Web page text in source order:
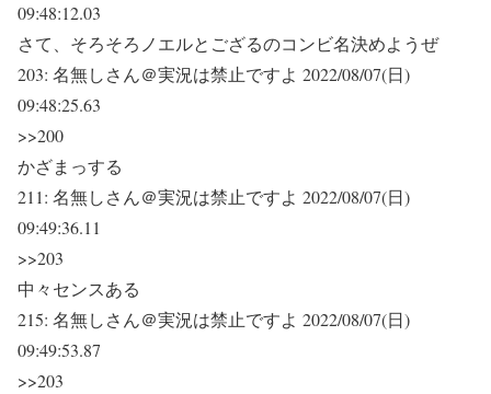
09:48:12.03
さて、そろそろノエルとござるのコンビ名決めようぜ
203: 名無しさん＠実況は禁止ですよ 2022/08/07(日)
09:48:25.63
>>200
かざまっする
211: 名無しさん＠実況は禁止ですよ 2022/08/07(日)
09:49:36.11
>>203
中々センスある
215: 名無しさん＠実況は禁止ですよ 2022/08/07(日)
09:49:53.87
>>203